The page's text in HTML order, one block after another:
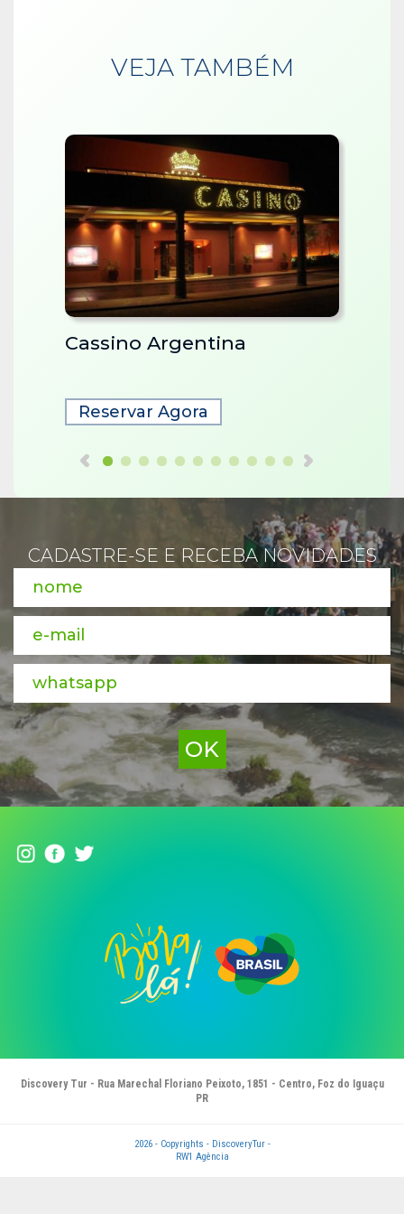
VEJA TAMBÉM
Cassino Argentina
Reservar Agora
CADASTRE-SE E RECEBA NOVIDADES
Discovery Tur - Rua Marechal Floriano Peixoto, 1851 - Centro, Foz do Iguaçu
PR
2026 - Copyrights - DiscoveryTur -
RW1 Agência